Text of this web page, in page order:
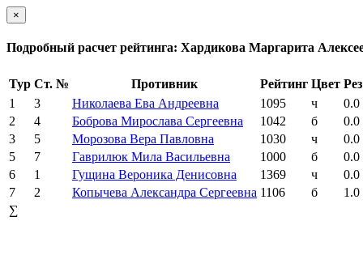
×
Подробный расчет рейтинга: Хардикова Маргарита
Тур Ст. № Противник Рейтинг Цвет Рез
1
3 Николаева Ева Андреевна 1095 ч
0.0
2
4 Боброва Мирослава Сергеевна 1042 б
0.0
3
5 Морозова Вера Павловна 1030 ч
0.0
5
7 Гаврилюк Мила Васильевна 1000 б
0.0
6
1 Гущина Вероника Денисовна 1369 ч
0.0
7
2 Копычева Александра Сергеевна 1106 б
1.0
∑